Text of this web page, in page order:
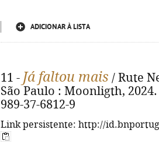
ADICIONAR À LISTA
11 - Já faltou mais / Rute
São Paulo : Moonligth,
989-37-6812-9
Link persistente: http://